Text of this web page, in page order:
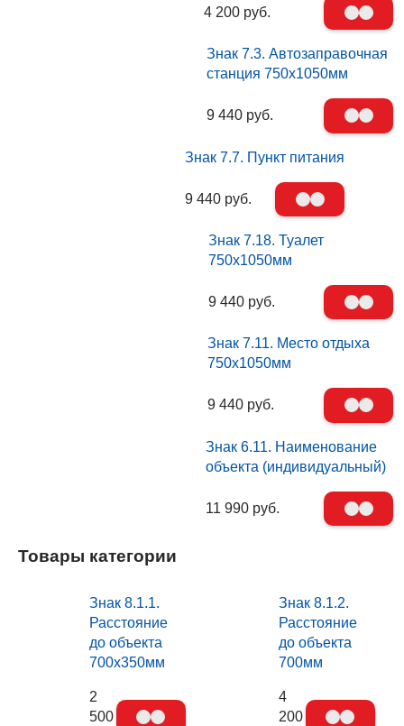
4 200 руб.
Знак 7.3. Автозаправочная
станция 750х1050мм
9 440 руб.
Знак 7.7. Пункт питания
9 440 руб.
Знак 7.18. Туалет
750х1050мм
9 440 руб.
Знак 7.11. Место отдыха
750х1050мм
9 440 руб.
Знак 6.11. Наименование
объекта (индивидуальный)
11 990 руб.
Товары категории
Знак 8.1.1.
Расстояние
до объекта
700х350мм
2
500
Знак 8.1.2.
Расстояние
до объекта
700мм
4
200